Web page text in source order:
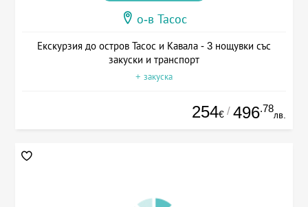
о-в Тасос
Екскурзия до остров Тасос и Кавала - 3 нощувки със
закуски и транспорт
+ закуска
254€ / 496.78
лв.